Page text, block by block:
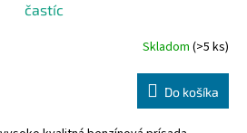
častíc
Skladom (>5 ks)
Do košíka